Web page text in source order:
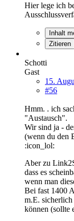
Hier lege ich
Inhalt
Zitieren
Schotti
Gast
15.
#56
Hmm. . ich
"Austausch".
Wir sind ja -
(wenn du den
:icon_lol:
Aber zu
dass es
wenn man
Bei fast 1400
m.E.
können (sollte